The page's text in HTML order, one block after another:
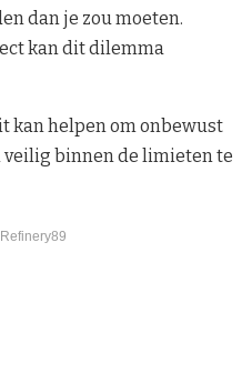
dan je zou moeten.
kan dit dilemma
kan helpen om onbewust
veilig binnen de limieten te